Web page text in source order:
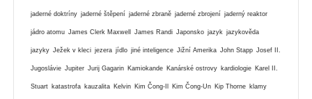
jaderné doktríny jaderné štěpení jaderné zbraně jaderné zbrojení jaderný reaktor
jádro atomu James Clerk Maxwell James Randi Japonsko jazyk jazykověda
jazyky Ježek v kleci jezera jídlo jiné inteligence Jižní Amerika John Stapp Josef II.
Jugoslávie Jupiter Jurij Gagarin Kamiokande Kanárské ostrovy kardiologie Karel II.
Stuart katastrofa kauzalita Kelvin Kim Čong-Il Kim Čong-Un Kip Thorne klamy